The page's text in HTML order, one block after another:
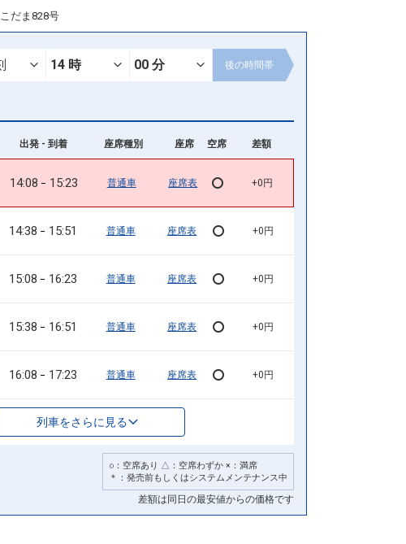
こだま828号
後の時間帯
出発 - 到着 座席種別 座席 空席 差額
14:08 15:23 普通車 座席表 +0円
14:38 15:51 普通車 座席表 +0円
15:08 16:23 普通車 座席表 +0円
15:38 16:51 普通車 座席表 +0円
16:08 17:23 普通車 座席表 +0円
列車をさらに見る
○：空席あり △：空席わずか ×：満席
＊：発売前もしくはシステムメンテナンス中
差額は同日の最安値からの価格です